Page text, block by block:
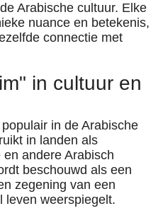
Arabische cultuur. Elke
nuance en betekenis,
connectie met
in cultuur en
in de Arabische
in landen als
andere Arabisch
beschouwd als een
zegening van een
leven weerspiegelt.